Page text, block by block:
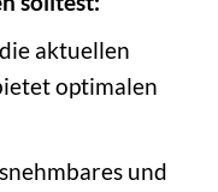
aktuellen
optimalen
und